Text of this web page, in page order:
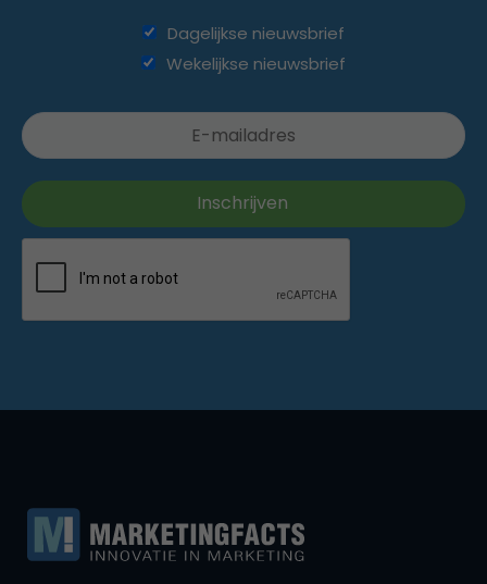
Dagelijkse nieuwsbrief
Wekelijkse nieuwsbrief